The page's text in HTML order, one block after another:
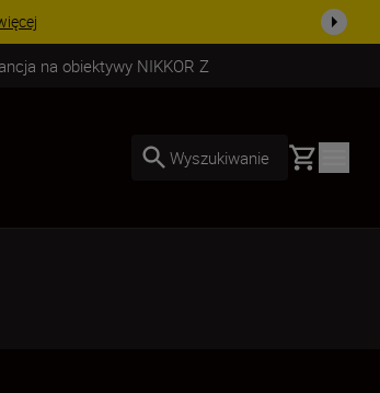
na obiektywy NIKKOR Z
Wyszukiwanie Basket